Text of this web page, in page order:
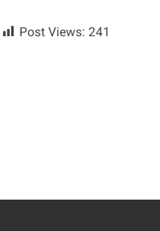
Post Views: 241